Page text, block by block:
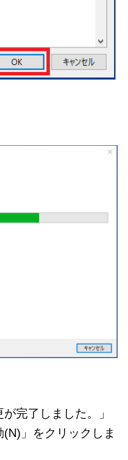
完了しました。」
」をクリックしま